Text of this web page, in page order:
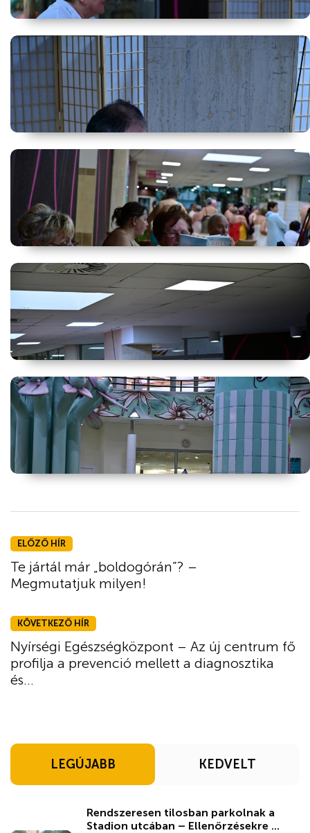
ELŐZŐ HÍR
Te jártál már „boldogórán”? –
Megmutatjuk milyen!
KÖVETKEZŐ HÍR
Nyírségi Egészségközpont – Az új centrum fő
profilja a prevenció mellett a diagnosztika
és...
LEGÚJABB KEDVELT
Rendszeresen tilosban parkolnak a
Stadion utcában – Ellenőrzésekre ...